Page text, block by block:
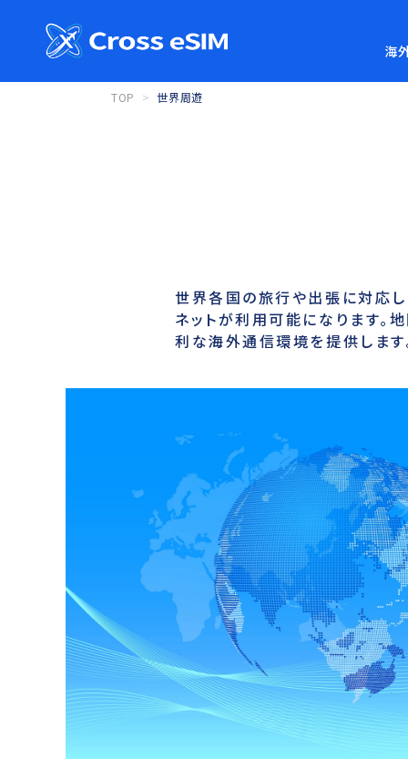
海
TOP 世界周遊
世界各国の旅行や出張に対応
ネットが利用可能になります。
利な海外通信環境を提供します